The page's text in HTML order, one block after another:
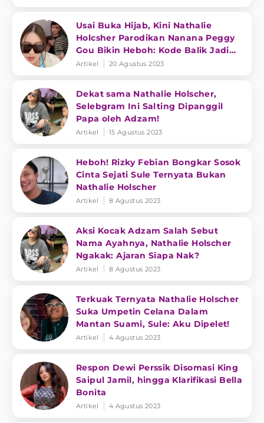
Usai Buka Hijab, Kini Nathalie
Holcsher Parodikan Nanana Peggy
Gou Bikin Heboh: Kode Balik Jadi
DJ!
Artikel 20 Agustus 2023
Dekat sama Nathalie Holscher,
Selebgram Ini Salting Dipanggil
Papa oleh Adzam!
Artikel 15 Agustus 2023
Heboh! Rizky Febian Bongkar Sosok
Cinta Sejati Sule Ternyata Bukan
Nathalie Holscher
Artikel 8 Agustus 2023
Aksi Kocak Adzam Salah Sebut
Nama Ayahnya, Nathalie Holscher
Ngakak: Ajaran Siapa Nak?
Artikel 8 Agustus 2023
Terkuak Ternyata Nathalie Holscher
Suka Umpetin Celana Dalam
Mantan Suami, Sule: Aku Dipelet!
Artikel 4 Agustus 2023
Respon Dewi Perssik Disomasi King
Saipul Jamil, hingga Klarifikasi Bella
Bonita
Artikel 4 Agustus 2023